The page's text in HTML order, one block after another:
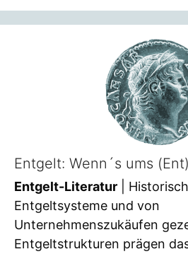
Entgelt: Wenn´s ums
Entgelt-Literatur |
Entgeltsysteme und von
Unternehmenszukäufen
Entgeltstrukturen prägen